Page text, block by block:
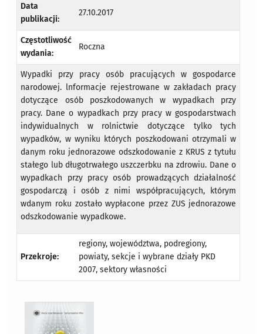
Data
publikacji:
27.10.2017
Częstotliwość
wydania:
Roczna
Wypadki przy pracy osób pracujących w gospodarce
narodowej. lnformacje rejestrowane w zakładach pracy
dotyczące osób poszkodowanych w wypadkach przy
pracy. Dane o wypadkach przy pracy w gospodarstwach
indywidualnych w rolnictwie dotyczące tylko tych
wypadków, w wyniku których poszkodowani otrzymali w
danym roku jednorazowe odszkodowanie z KRUS z tytułu
stałego lub długotrwałego uszczerbku na zdrowiu. Dane o
wypadkach przy pracy osób prowadzących działalność
gospodarczą i osób z nimi współpracujących, którym
wdanym roku zostało wypłacone przez ZUS jednorazowe
odszkodowanie wypadkowe.
Przekroje:
regiony, województwa, podregiony,
powiaty, sekcje i wybrane działy PKD
2007, sektory własności